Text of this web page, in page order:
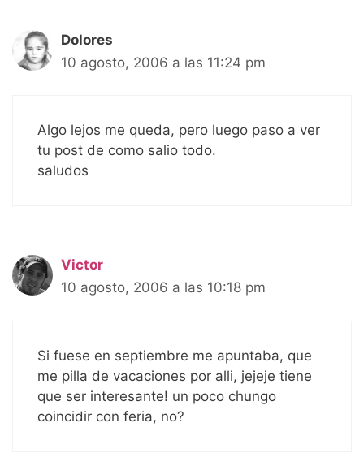
Dolores
10 agosto, 2006 a las 11:24 pm
Algo lejos me queda, pero luego paso a ver
tu post de como salio todo.
saludos
Victor
10 agosto, 2006 a las 10:18 pm
Si fuese en septiembre me apuntaba, que
me pilla de vacaciones por alli, jejeje tiene
que ser interesante! un poco chungo
coincidir con feria, no?